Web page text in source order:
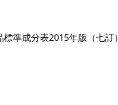
標準成分表2015年版（七訂）